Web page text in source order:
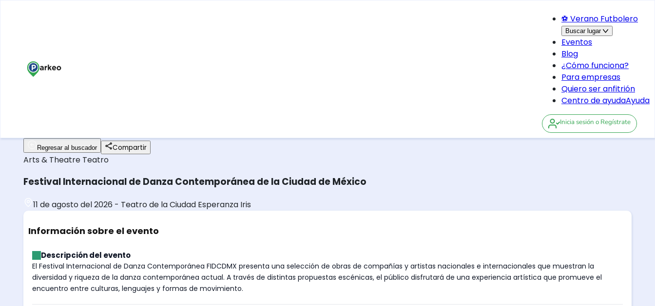
⚽ Verano Futbolero
Buscar lugar
Eventos
Blog
¿Cómo funciona?
Para empresas
Quiero ser anfitrión
Centro de ayudaAyuda
Inicia sesión o Regístrate
Regresar al buscador Compartir
Arts & Theatre Teatro
Festival Internacional de Danza Contemporánea de la Ciudad de México
11 de agosto del 2026 - Teatro de la Ciudad Esperanza Iris
Información sobre el evento
Descripción del evento
El Festival Internacional de Danza Contemporánea FIDCDMX presenta una selección de obras de compañías y artistas nacionales e internacionales que muestran la
diversidad y riqueza de la danza contemporánea actual. A través de distintas propuestas escénicas, el público disfrutará de una experiencia artística que promueve el
encuentro entre culturas, lenguajes y formas de movimiento.